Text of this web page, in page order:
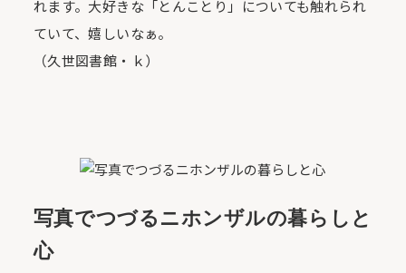
れます。大好きな「とんことり」についても触れられ
ていて、嬉しいなぁ。
（久世図書館・ｋ）
写真でつづるニホンザルの暮らしと
心